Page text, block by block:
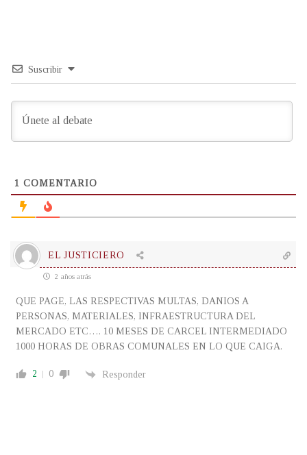
Suscribir
1 COMENTARIO
EL JUSTICIERO
2 años atrás
QUE PAGE, LAS RESPECTIVAS MULTAS, DANIOS A
PERSONAS, MATERIALES, INFRAESTRUCTURA DEL
MERCADO ETC…. 10 MESES DE CARCEL INTERMEDIADO
1000 HORAS DE OBRAS COMUNALES EN LO QUE CAIGA.
2 0 Responder